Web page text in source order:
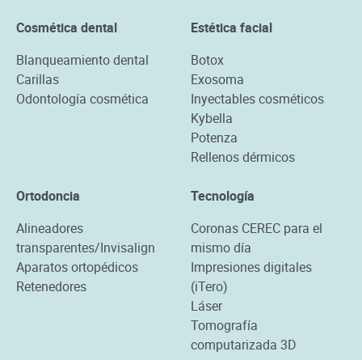
Cosmética dental
Blanqueamiento dental
Carillas
Odontología cosmética
Estética facial
Botox
Exosoma
Inyectables cosméticos
Kybella
Potenza
Rellenos dérmicos
Ortodoncia
Alineadores
transparentes/Invisalign
Aparatos ortopédicos
Retenedores
Tecnología
Coronas CEREC para el
mismo día
Impresiones digitales
(iTero)
Láser
Tomografía
computarizada 3D